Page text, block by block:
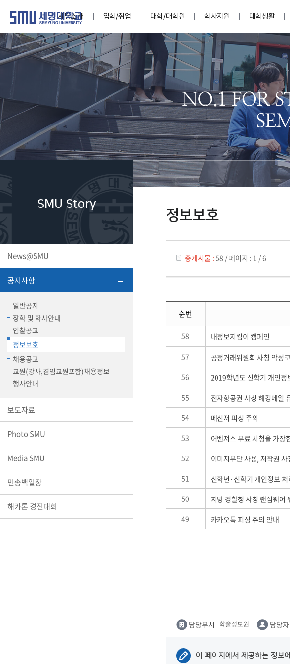
세명소개
세명소개
인재양성이 국가의 미래
세상을 밝게 비추는 인재양성
사이버투어
학교법인
설립
열린총장실
인사
건학
대학소개
예결
예산
결산
대학
대학
대학
세명2030+
기본
교양
캠퍼스안내
캠퍼
입학/취업
입학/취업
인재양성이 국가의 미래
세상을 밝게 비추는 인재양성
사이버투어
대학
입학
대학원
일반
International
Students
취·창업지원처
취·
대학/대학원
대학/대학원
인재양성이 국가의 미래
세상을 밝게 비추는 인재양성
사이버투어
대학
인문
미디
외국어
아트
실내
시각
패션
공연
영화
미디
학사지원
학사지원
인재양성이 국가의 미래
세상을 밝게 비추는 인재양성
사이버투어
학사공지
학사일정
학사정보
교직
교직
이수
교직
신청
국내
학적
장학안내
장학
학칙규정
제ㆍ증명서발급
로그램)
대학생활
대학생활
인재양성이 국가의 미래
세상을 밝게 비추는 인재양성
사이버투어
대학생활 안내영상
학생지원
학생
학생활동
대학
시설이용
통학버스
통학
국제교류
국내
병무행정
대학
제도
임관식
교내
연구/산학
인재양성이 국가의 미래
세상을 밝게 비추는 인재양성
사이버투어
산학협력단
산학
교내연구지원
교내
국제
연구윤리
세명
LINC+ 사업단
기관/시설
인재양성이 국가의 미래
세상을 밝게 비추는 인재양성
사이버투어
기구조직표
특별기구
교육
대학본부
교무
산학
부속기관
학술
공자
부설연구소
연구
공지
연구
학
논문
산학협력 산하기관
산학
도심
제천
제천
부속병원
부속
기타 교내기관
교수
SMU Story
인재양성이 국가의 미래
세상을 밝게 비추는 인재양성
사이버투어
News@SMU
공지사항
일반
교원
보도자료
Photo SMU
학생
온라
해카톤 경진대회
소통·공감
인재양성이 국가의 미래
세상을 밝게 비추는 인재양성
사이버투어
소통·공감
공익신고
학교기업
인재양성이 국가의 미래
세상을 밝게 비추는 인재양성
사이버투어
학교기업
세명네이처
세네뜨리아
S:MU 스포츠 아카데
미
S:MU LifeLap 다이
S:MU FoodLap 또
SMU Story
News@SMU
공지사항
일반공지
장학 및 학사안내
입찰공고
정보보호
채용공고
교원(강사,겸임교원포함)채용정보
행사안내
보도자료
Photo SMU
Media SMU
민송백일장
해카톤 경진대회
정보보호
총게시물 : 58 /페이지 : 1 / 6
순번
58 내정보지킴이 캠페인
57 공정거래위원회 사칭 악성
56 2019학년도 신학기 개인정
55 전자항공권 사칭 해킹메일
54 메신저 피싱 주의
53 어벤져스 무료 시청을 가장
52 이미지무단 사용, 저작권
51 신학년·신학기 개인정보
50 지방 경찰청 사칭 랜섬웨어
49 카카오톡 피싱 주의 안내
담당부서 : 학술정보원 담당
이 페이지에서 제공하는 정보